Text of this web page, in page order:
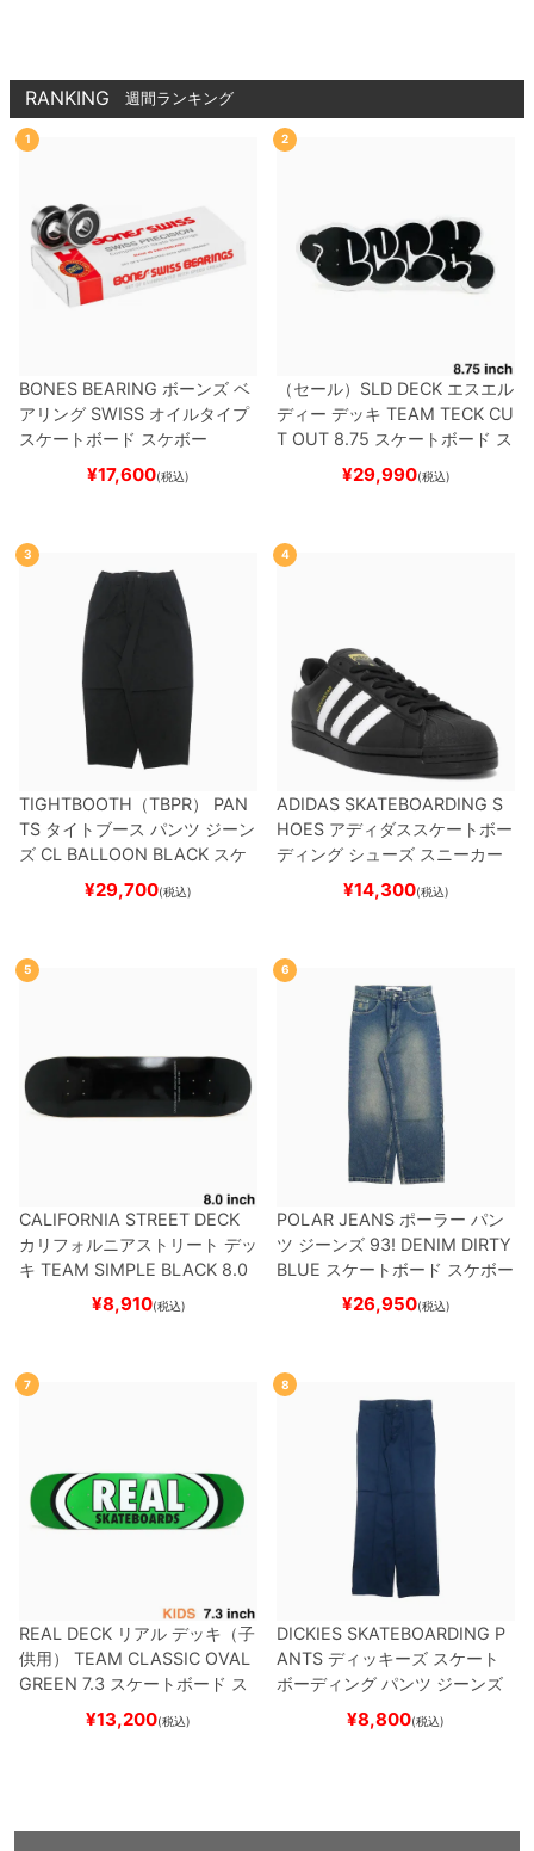
RANKING 週間ランキング
1
BONES BEARING ボーンズ ベ
アリング SWISS オイルタイプ
スケートボード スケボー
¥17,600(税込)
2
（セール） SLD DECK エスエル
ディー デッキ TEAM TECK CU
T OUT 8.75 スケートボード ス
¥29,990(税込)
3
TIGHTBOOTH（TBPR） PAN
TS タイトブース パンツ ジーン
ズ CL BALLOON BLACK スケ
ートボード スケボー
¥29,700(税込)
4
ADIDAS SKATEBOARDING S
HOES アディダススケートボー
ディング シューズ スニーカー
スーパースター SUPERSTAR A
BLACK/WHITE/WHITE
ー
¥14,300(税込)
5
CALIFORNIA STREET DECK
カリフォルニアストリート デッ
キ TEAM SIMPLE BLACK 8.0
ブランク（BBS / GENERATO
スケートボード スケボー
¥8,910(税込)
6
POLAR JEANS ポーラー パン
ツ ジーンズ 93! DENIM DIRTY
BLUE スケートボード スケボー
¥26,950(税込)
7
REAL DECK リアル デッキ（子
供用）
TEAM CLASSIC OVAL
GREEN 7.3 スケートボード ス
¥13,200(税込)
8
DICKIES SKATEBOARDING P
ANTS ディッキーズ スケート
ボーディング パンツ ジーンズ
SLIM FIT 30 LENGTH
スケートボード スケボ
¥8,800(税込)